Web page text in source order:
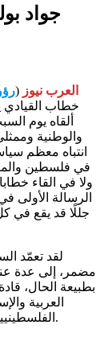
جواد
العرب نيوز (
خطاب
ألقاه يوم
والوطنية
انتباه معظم
في فلسطين
ولا في القاء
الرسالة الأولى
جللًا قد يقع في
لقد تعمّد
مضمر، إلى عدة
بطبيعة الحال،
العربية
الفلسطينيين، بمن فيهم نحن، المواطنين العرب في إسرائيل.